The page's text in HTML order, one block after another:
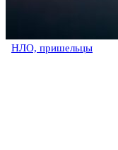
НЛО, пришельцы